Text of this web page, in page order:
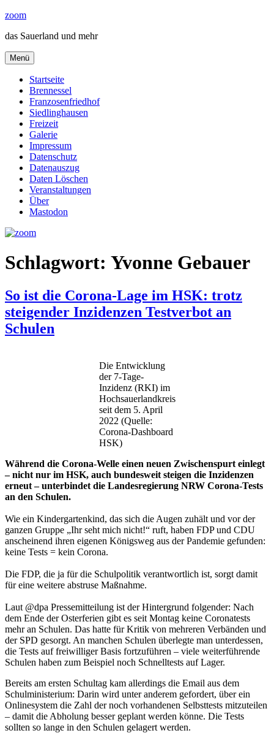
Zum
springen
zoom
das Sauerland und mehr
Menü
Startseite
Brennessel
Franzosenfriedhof
Siedlinghausen
Freizeit
Galerie
Impressum
Datenschutz
Datenauszug
Daten Löschen
Veranstaltungen
Über
Mastodon
Schlagwort: Yvonne Gebauer
So ist die Corona-Lage im HSK: trotz
steigender Inzidenzen Testverbot an
Schulen
Die Entwicklung
der 7-Tage-
Inzidenz (RKI) im
Hochsauerlandkreis
seit dem 5. April
2022 (Quelle:
Corona-Dashboard
HSK)
Während die Corona-Welle einen neuen Zwischenspurt einlegt
– nicht nur im HSK, auch bundesweit steigen die Inzidenzen
erneut – unterbindet die Landesregierung NRW Corona-Tests
an den Schulen.
Wie ein Kindergartenkind, das sich die Augen zuhält und vor der
ganzen Gruppe „Ihr seht mich nicht!“ ruft, haben FDP und CDU
anscheinend ihren eigenen Königsweg aus der Pandemie gefunden:
keine Tests = kein Corona.
Die FDP, die ja für die Schulpolitik verantwortlich ist, sorgt damit
für eine weitere abstruse Maßnahme.
Laut @dpa Pressemitteilung ist der Hintergrund folgender: Nach
dem Ende der Osterferien gibt es seit Montag keine Coronatests
mehr an Schulen. Das hatte für Kritik von mehreren Verbänden und
der SPD gesorgt. An manchen Schulen überlegte man unterdessen,
die Tests auf freiwilliger Basis fortzuführen – viele weiterführende
Schulen haben zum Beispiel noch Schnelltests auf Lager.
Bereits am ersten Schultag kam allerdings die Email aus dem
Schulministerium: Darin wird unter anderem gefordert, über ein
Onlinesystem die Zahl der noch vorhandenen Selbsttests mitzuteilen
– damit die Abholung besser geplant werden könne. Die Tests
sollten so lange in den Schulen gelagert werden.